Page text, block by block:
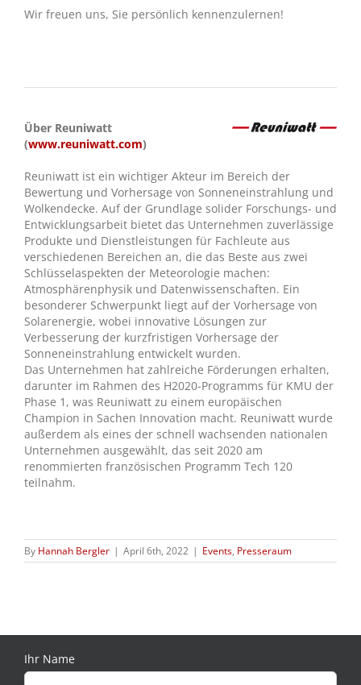
Wir freuen uns, Sie persönlich kennenzulernen!
Über Reuniwatt
(www.reuniwatt.com)
Reuniwatt ist ein wichtiger Akteur im Bereich der
Bewertung und Vorhersage von Sonneneinstrahlung und
Wolkendecke. Auf der Grundlage solider Forschungs- und
Entwicklungsarbeit bietet das Unternehmen zuverlässige
Produkte und Dienstleistungen für Fachleute aus
verschiedenen Bereichen an, die das Beste aus zwei
Schlüsselaspekten der Meteorologie machen:
Atmosphärenphysik und Datenwissenschaften. Ein
besonderer Schwerpunkt liegt auf der Vorhersage von
Solarenergie, wobei innovative Lösungen zur
Verbesserung der kurzfristigen Vorhersage der
Sonneneinstrahlung entwickelt wurden.
Das Unternehmen hat zahlreiche Förderungen erhalten,
darunter im Rahmen des H2020-Programms für KMU der
Phase 1, was Reuniwatt zu einem europäischen
Champion in Sachen Innovation macht. Reuniwatt wurde
außerdem als eines der schnell wachsenden nationalen
Unternehmen ausgewählt, das seit 2020 am
renommierten französischen Programm Tech 120
teilnahm.
By Hannah Bergler | April 6th, 2022 | Events, Presseraum
Ihr Name